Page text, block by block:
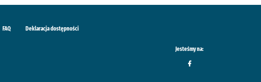
FAQ Deklaracja dostępności
Jesteśmy na: